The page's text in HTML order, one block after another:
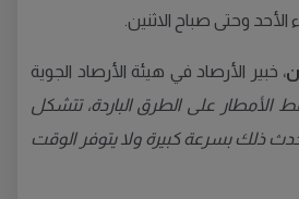
وحتى صباح الاثنين.
، خبير الأرصاد في هيئة الأرصاد الجوية
الأمطار على الطرق الباردة، تتشكل
ذلك بسرعة كبيرة ولا يتوفر الوقت